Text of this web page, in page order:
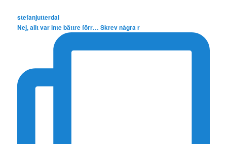
stefanjutterdal
Nej, allt var inte bättre förr… Skrev några r